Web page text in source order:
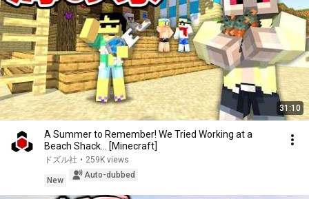
31:10
A Summer to Remember! We Tried Working at a
Beach Shack... [Minecraft]
ドズル社 • 259K views
New
Auto-dubbed